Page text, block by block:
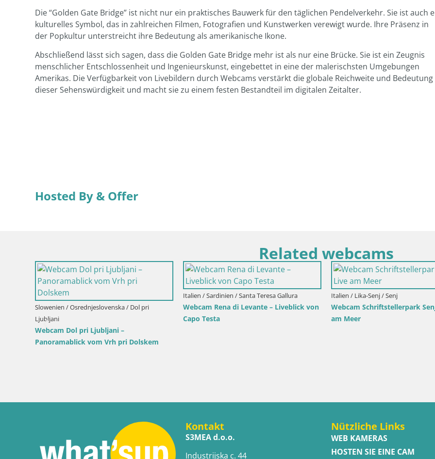
Die “Golden Gate Bridge” ist nicht nur ein praktisches Bauwerk für den täglichen Pendelverkehr. Sie ist auch
kulturelles Symbol, das in zahlreichen Filmen, Fotografien und Kunstwerken verewigt wurde. Ihre Präsenz in
der Popkultur unterstreicht ihre Bedeutung als amerikanische Ikone.
Abschließend lässt sich sagen, dass die Golden Gate Bridge mehr ist als nur eine Brücke. Sie ist ein Zeugnis
menschlicher Entschlossenheit und Ingenieurskunst, eingebettet in eine der malerischsten Umgebungen
Amerikas. Die Verfügbarkeit von Livebildern durch Webcams verstärkt die globale Reichweite und Bedeutung
dieser Sehenswürdigkeit und macht sie zu einem festen Bestandteil im digitalen Zeitalter.
Hosted By & Offer
Related webcams
Slowenien / Savinjska / Velenje
Kontakt
S3MEA d.o.o.
Industrijska c. 44
Nützliche Links
WEB KAMERAS
HOSTEN SIE EINE CAM